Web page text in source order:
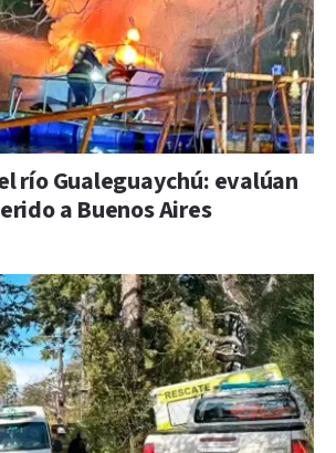
río Gualeguaychú: evalúan
a Buenos Aires